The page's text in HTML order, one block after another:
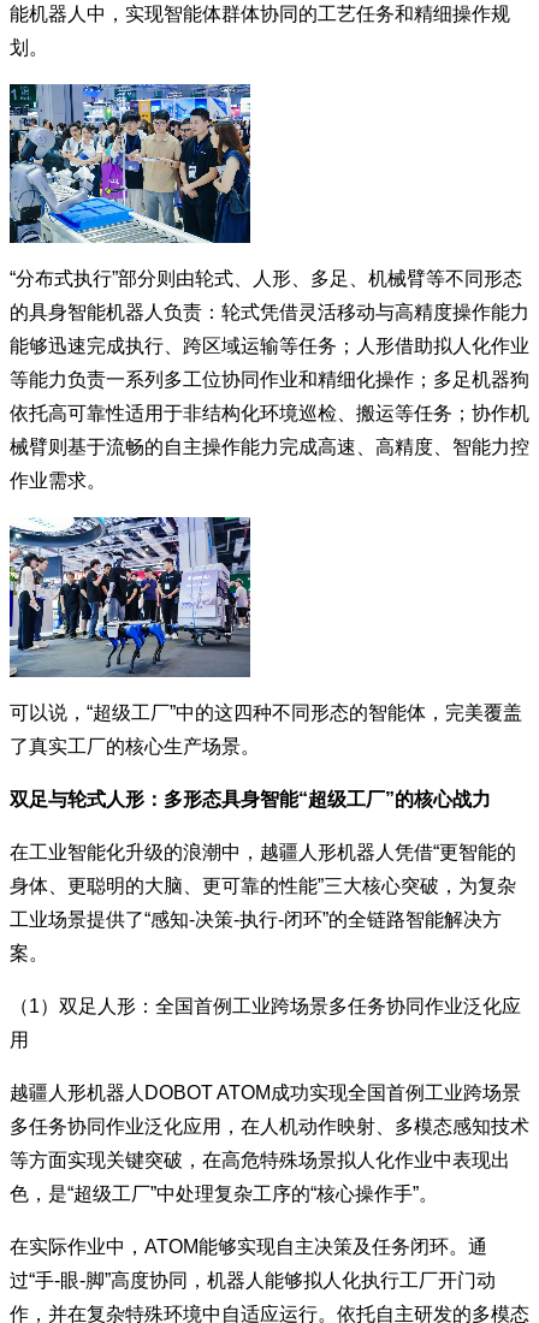
能机器人中，实现智能体群体协同的工艺任务和精细操作规
划。
“分布式执行”部分则由轮式、人形、多足、机械臂等不同形态
的具身智能机器人负责：轮式凭借灵活移动与高精度操作能力
能够迅速完成执行、跨区域运输等任务；人形借助拟人化作业
等能力负责一系列多工位协同作业和精细化操作；多足机器狗
依托高可靠性适用于非结构化环境巡检、搬运等任务；协作机
械臂则基于流畅的自主操作能力完成高速、高精度、智能力控
作业需求。
可以说，“超级工厂”中的这四种不同形态的智能体，完美覆盖
了真实工厂的核心生产场景。
双足与轮式人形：多形态具身智能“超级工厂”的核心战力
在工业智能化升级的浪潮中，越疆人形机器人凭借“更智能的
身体、更聪明的大脑、更可靠的性能”三大核心突破，为复杂
工业场景提供了“感知-决策-执行-闭环”的全链路智能解决方
案。
（1）双足人形：全国首例工业跨场景多任务协同作业泛化应
用
越疆人形机器人DOBOT ATOM成功实现全国首例工业跨场景
多任务协同作业泛化应用，在人机动作映射、多模态感知技术
等方面实现关键突破，在高危特殊场景拟人化作业中表现出
色，是“超级工厂”中处理复杂工序的“核心操作手”。
在实际作业中，ATOM能够实现自主决策及任务闭环。通
过“手-眼-脚”高度协同，机器人能够拟人化执行工厂开门动
作，并在复杂特殊环境中自适应运行。依托自主研发的多模态